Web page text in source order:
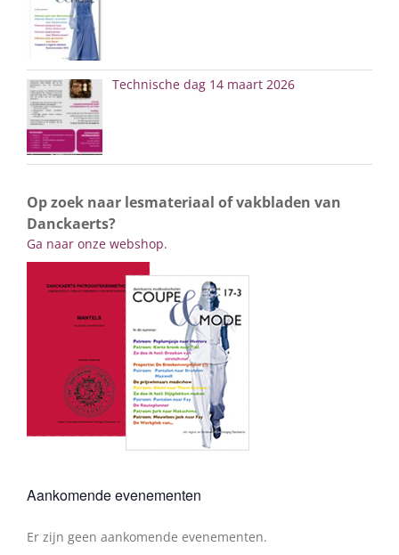
Technische dag 14 maart 2026
Op zoek naar lesmateriaal of vakbladen van
Danckaerts?
Ga naar onze webshop.
Aankomende evenementen
Bericht
Er zijn geen aankomende evenementen.